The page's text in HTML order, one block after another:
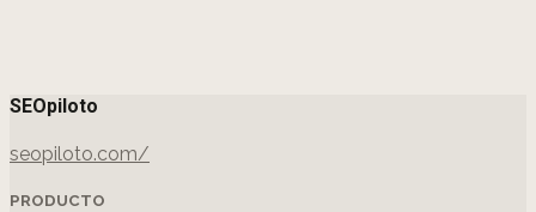
SEOpiloto
seopiloto.com/
PRODUCTO